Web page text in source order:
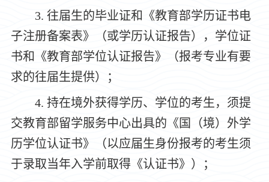
3. 往届生的毕业证和《教育部学历证书电
子注册备案表》（或学历认证报告），学位证
书和《教育部学位认证报告》（报考专业有要
求的往届生提供）；
4. 持在境外获得学历、学位的考生，须提
交教育部留学服务中心出具的《国（境）外学
历学位认证书》（以应届生身份报考的考生须
于录取当年入学前取得《认证书》）；